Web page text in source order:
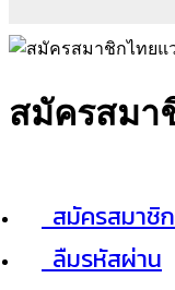
สมัครสมา
สมัครสมาชิก
ลืมรหัสผ่าน